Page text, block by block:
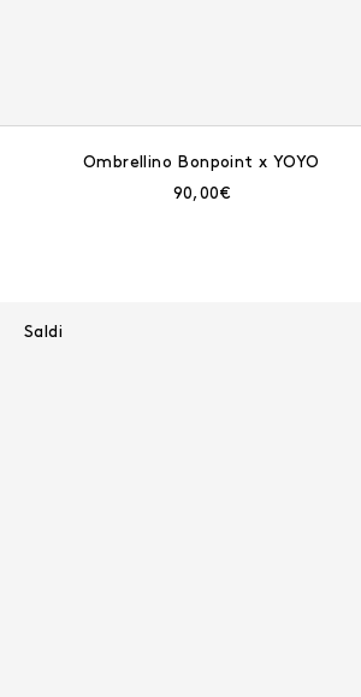
Ombrellino Bonpoint x YOYO
Prezzo corrente:
90,00€
Saldi